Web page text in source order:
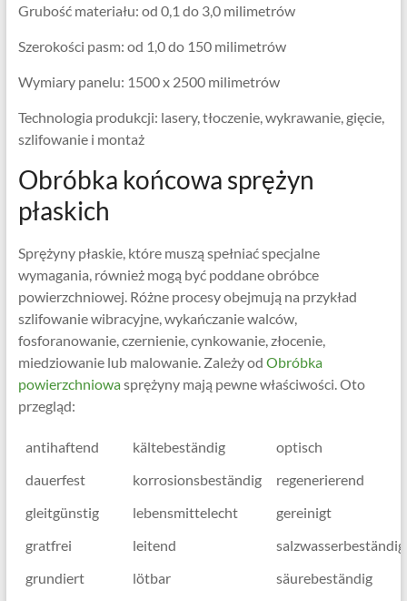
Grubość materiału: od 0,1 do 3,0 milimetrów
Szerokości pasm: od 1,0 do 150 milimetrów
Wymiary panelu: 1500 x 2500 milimetrów
Technologia produkcji: lasery, tłoczenie, wykrawanie, gięcie,
szlifowanie i montaż
Obróbka końcowa sprężyn
płaskich
Sprężyny płaskie, które muszą spełniać specjalne
wymagania, również mogą być poddane obróbce
powierzchniowej. Różne procesy obejmują na przykład
szlifowanie wibracyjne, wykańczanie walców,
fosforanowanie, czernienie, cynkowanie, złocenie,
miedziowanie lub malowanie. Zależy od Obróbka
powierzchniowasprężyny mają pewne właściwości. Oto
przegląd:
antihaftend kältebeständig
optisch
dauerfest
korrosionsbeständig
regenerierend
gleitgünstig
lebensmittelecht
gereinigt
gratfrei
leitend
salzwasserbeständig
grundiert
lötbar
säurebeständig